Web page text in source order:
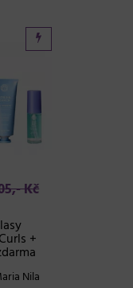
Kč
+
Nila